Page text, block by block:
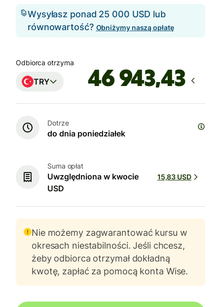
Wysyłasz ponad 25 000 USD lub
równowartość? Obniżymy naszą opłatę
Odbiorca otrzyma
TRY
Dotrze
do dnia poniedziałek
Suma opłat
Uwzględniona w kwocie
USD
15,83 USD
Nie możemy zagwarantować kursu w
okresach niestabilności. Jeśli chcesz,
żeby odbiorca otrzymał dokładną
kwotę, zapłać za pomocą konta Wise.